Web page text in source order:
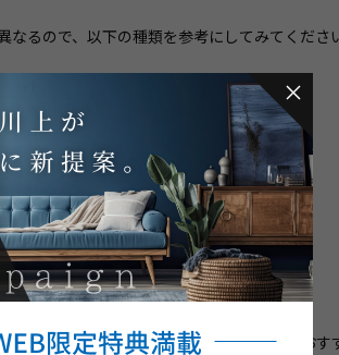
なるので、以下の種類を参考にしてみてくださ
を見る方にはロータイプのテレビボードがおす